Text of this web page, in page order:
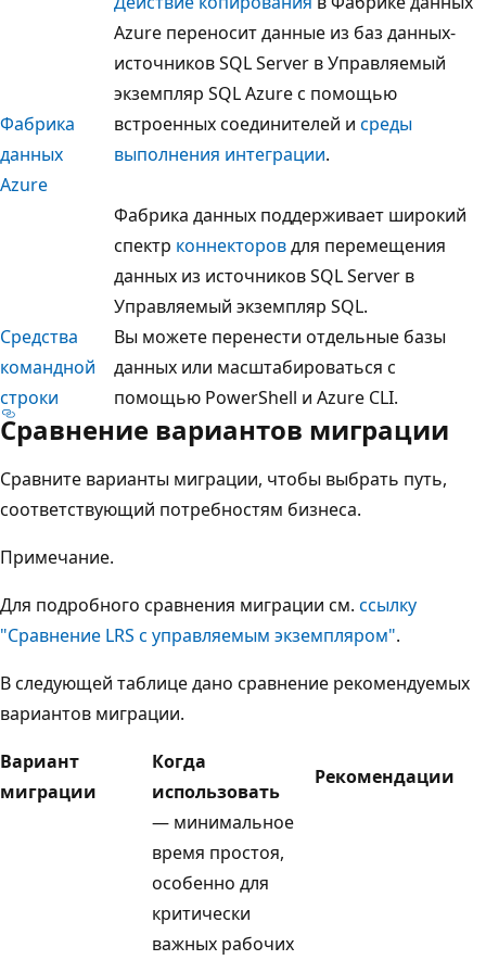
Фабрика
данных
Azure
Azure переносит данные из баз данных-
источников SQL Server в Управляемый
экземпляр SQL Azure с помощью
встроенных соединителей и среды
выполнения интеграции.
Фабрика данных поддерживает широкий
спектр коннекторовдля перемещения
данных из источников SQL Server в
Управляемый экземпляр SQL.
Средства
командной
строки
Вы можете перенести отдельные базы
данных или масштабироваться с
помощью PowerShell и Azure CLI.
Сравнение вариантов миграции
Сравните варианты миграции, чтобы выбрать путь,
соответствующий потребностям бизнеса.
Примечание.
Для подробного сравнения миграции см. ссылку
"Сравнение LRS с управляемым экземпляром".
В следующей таблице дано сравнение рекомендуемых
вариантов миграции.
Вариант
миграции
Когда
использовать
Рекомендации
— минимальное
время простоя,
особенно для
критически
важных рабочих